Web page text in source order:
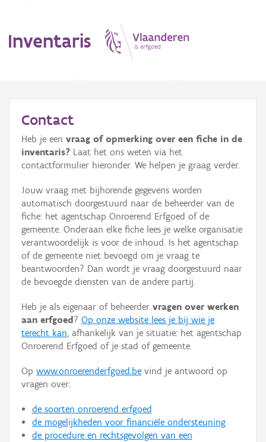
Inventaris
Erfgoedobject
Aanduidingsobject
Waarneming
Thema
Gebeurtenis
Persoon of collectief
Hergebruik
Aanmelden
Contact
Heb je een vraag of opmerking over een fiche in de
inventaris? Laat het ons weten via het
contactformulier hieronder. We helpen je graag verder.
Jouw vraag met bijhorende gegevens worden
automatisch doorgestuurd naar de beheerder van de
fiche: het agentschap Onroerend Erfgoed of de
gemeente. Onderaan elke fiche lees je welke organisatie
verantwoordelijk is voor de inhoud. Is het agentschap
of de gemeente niet bevoegd om je vraag te
beantwoorden? Dan wordt je vraag doorgestuurd naar
de bevoegde diensten van de andere partij.
Heb je als eigenaar of beheerder vragen over werken
aan erfgoed ? Op onze website lees je bij wie je
terecht kan, afhankelijk van je situatie: het agentschap
Onroerend Erfgoed of je stad of gemeente.
Op www.onroerenderfgoed.be vind je antwoord op
vragen over:
de soorten onroerend erfgoed
de mogelijkheden voor financiële ondersteuning
de procedure en rechtsgevolgen van een